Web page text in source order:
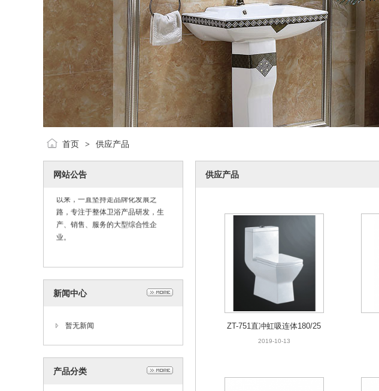
首页 > 供应产品
网站公告
路，专注于整体卫浴产品研发，生
产、销售、服务的大型综合性企
业。
新闻中心
暂无新闻
产品分类
供应产品
ZT-751直冲虹吸连体180/25
0/300出水马桶
2019-10-13